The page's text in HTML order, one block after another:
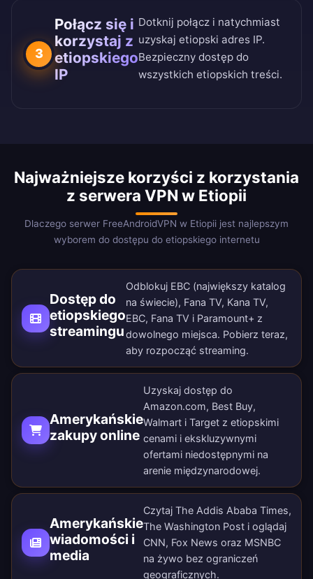
3
Połącz się i
korzystaj z
etiopskiego
IP
Dotknij połącz i natychmiast
uzyskaj etiopski adres IP.
Bezpieczny dostęp do
wszystkich etiopskich treści.
Najważniejsze korzyści z korzystania
z serwera VPN w Etiopii
Dlaczego serwer FreeAndroidVPN w Etiopii jest najlepszym
wyborem do dostępu do etiopskiego internetu
Dostęp do
etiopskiego
streamingu
Odblokuj EBC (największy katalog
na świecie), Fana TV, Kana TV,
EBC, Fana TV i Paramount+ z
dowolnego miejsca. Pobierz teraz,
aby rozpocząć streaming.
Amerykańskie
zakupy online
Uzyskaj dostęp do
Amazon.com, Best Buy,
Walmart i Target z etiopskimi
cenami i ekskluzywnymi
ofertami niedostępnymi na
arenie międzynarodowej.
Amerykańskie
wiadomości i
media
Czytaj The Addis Ababa Times,
The Washington Post i oglądaj
CNN, Fox News oraz MSNBC
na żywo bez ograniczeń
geograficznych.